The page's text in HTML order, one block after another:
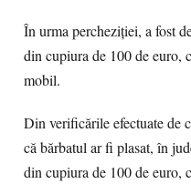
În urma percheziției, a fost
din cupiura de 100 de euro,
mobil.
Din verificările efectuate de
că bărbatul ar fi plasat, în
din cupiura de 100 de euro,